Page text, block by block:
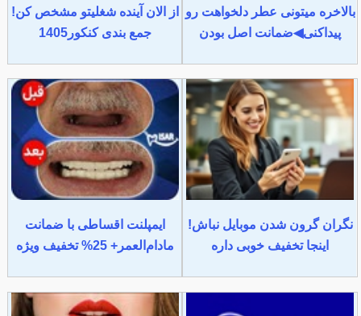
بالاخره میتونی عطر دلخواهت رو
پیداکنی◀ضمانت اصل بودن
از الان آینده شغلیتو مشخص کن!
جمع بندی کنکور1405
نگران گرون شدن موبایل نباش!
اینجا تخفیف خوبی داره
ایمپلنت اقساطی با ضمانت
مادام‌العمر+ 25% تخفیف ویژه